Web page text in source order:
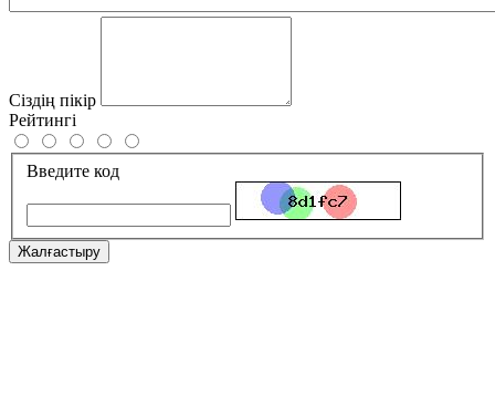
Сіздің пікір
Рейтингі
Введите код
Жалғастыру